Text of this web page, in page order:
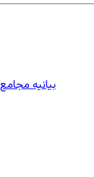
بیانیه